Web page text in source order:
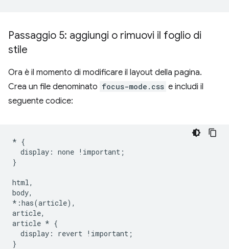
Passaggio 5: aggiungi o rimuovi il foglio di
stile
Ora è il momento di modificare il layout della pagina.
Crea un file denominato focus-mode.css e includi il
seguente codice:
* {
display : none ! important ;
}
html,
body,
*:has(article),
article,
article * {
display : revert ! important ;
}